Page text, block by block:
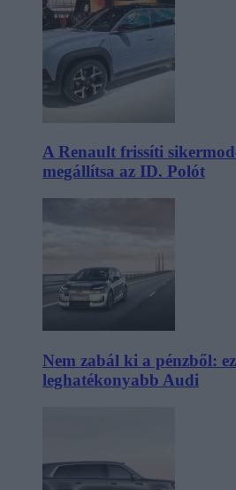
A Renault frissíti
megállítsa az ID. Polót
Nem zabál ki a pénzből:
leghatékonyabb Audi